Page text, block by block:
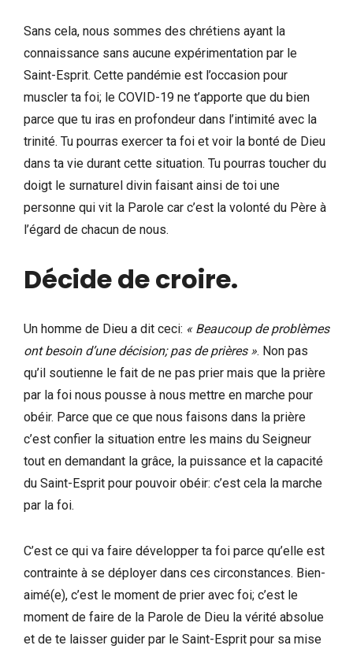
Sans cela, nous sommes des chrétiens ayant la
connaissance sans aucune expérimentation par le
Saint-Esprit. Cette pandémie est l’occasion pour
muscler ta foi; le COVID-19 ne t’apporte que du bien
parce que tu iras en profondeur dans l’intimité avec la
trinité. Tu pourras exercer ta foi et voir la bonté de Dieu
dans ta vie durant cette situation. Tu pourras toucher du
doigt le surnaturel divin faisant ainsi de toi une
personne qui vit la Parole car c’est la volonté du Père à
l’égard de chacun de nous.
Décide de croire.
Un homme de Dieu a dit ceci: « Beaucoup de problèmes
ont besoin d’une décision; pas de prières ». Non pas
qu’il soutienne le fait de ne pas prier mais que la prière
par la foi nous pousse à nous mettre en marche pour
obéir. Parce que ce que nous faisons dans la prière
c’est confier la situation entre les mains du Seigneur
tout en demandant la grâce, la puissance et la capacité
du Saint-Esprit pour pouvoir obéir: c’est cela la marche
par la foi.
C’est ce qui va faire développer ta foi parce qu’elle est
contrainte à se déployer dans ces circonstances. Bien-
aimé(e), c’est le moment de prier avec foi; c’est le
moment de faire de la Parole de Dieu la vérité absolue
et de te laisser guider par le Saint-Esprit pour sa mise